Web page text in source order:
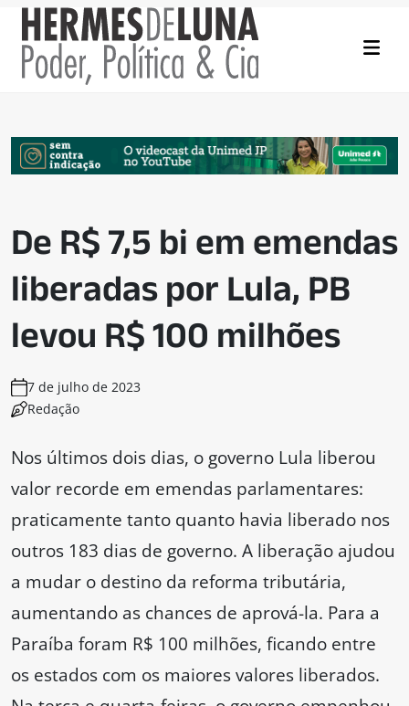
De R$ 7,5 bi em emendas
liberadas por Lula, PB
levou R$ 100 milhões
7 de julho de 2023
Redação
Nos últimos dois dias, o governo Lula liberou
valor recorde em emendas parlamentares:
praticamente tanto quanto havia liberado nos
outros 183 dias de governo. A liberação ajudou
a mudar o destino da reforma tributária,
aumentando as chances de aprová-la. Para a
Paraíba foram R$ 100 milhões, ficando entre
os estados com os maiores valores liberados.